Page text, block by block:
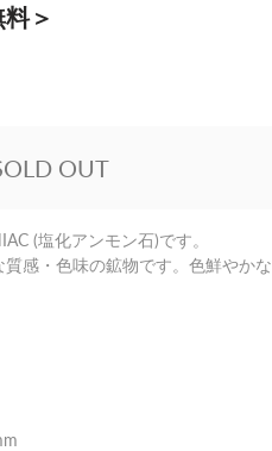
＞
OUT
(塩化アンモン石)です。
質感・色味の鉱物です。色鮮やか